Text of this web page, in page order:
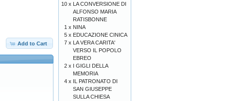
Add to Cart
10 x LA CONVERSIONE DI
ALFONSO MARIA
RATISBONNE
1 x NINA
5 x EDUCAZIONE CINICA
7 x LA VERA CARITA'
VERSO IL POPOLO
EBREO
2 x I GIGLI DELLA
MEMORIA
4 x IL PATRONATO DI
SAN GIUSEPPE
SULLA CHIESA